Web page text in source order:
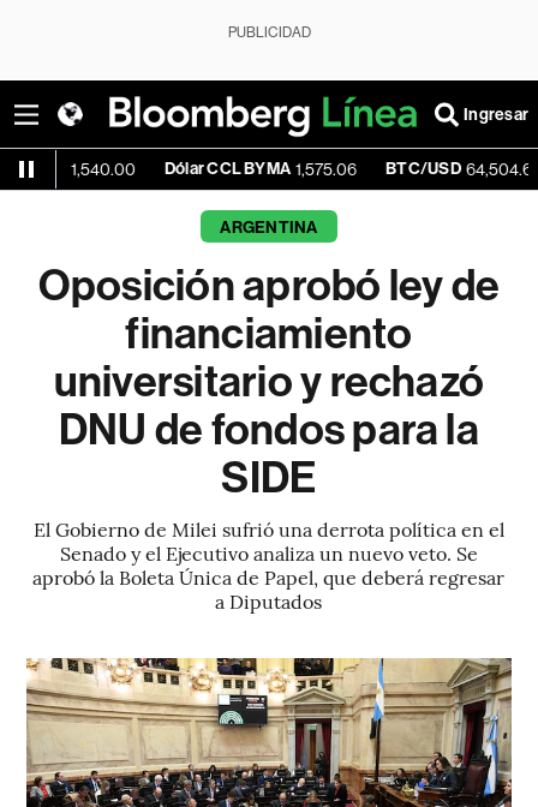
PUBLICIDAD
Ingresar
Dólar CCL BYMA 1,575.06 BTC/USD 64,504.60 -
ARGENTINA
Oposición aprobó ley de
financiamiento
universitario y rechazó
DNU de fondos para la
SIDE
El Gobierno de Milei sufrió una derrota política en el
Senado y el Ejecutivo analiza un nuevo veto. Se
aprobó la Boleta Única de Papel, que deberá regresar
a Diputados